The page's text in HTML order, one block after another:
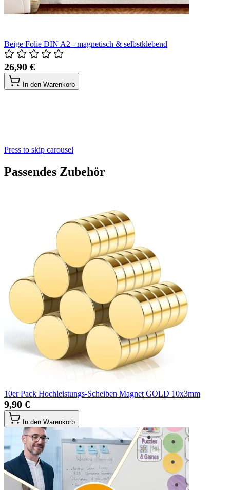
Beige Folie DIN A2 - magnetisch & selbstklebend
26,90 €
In den Warenkorb
Press to skip carousel
Passendes Zubehör
10er Pack Hochleistungs-Scheiben Magnet GOLD 10x3mm
9,90 €
In den Warenkorb